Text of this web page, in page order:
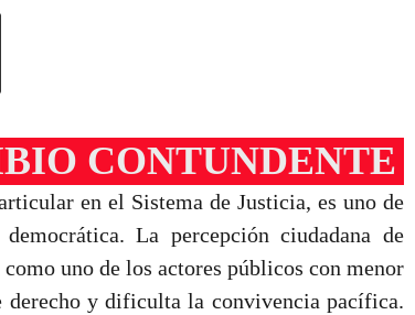
CONTUNDENTE
en el Sistema de Justicia, es uno de
La percepción ciudadana de
uno de los actores públicos con menor
derecho y dificulta la convivencia pacífica.